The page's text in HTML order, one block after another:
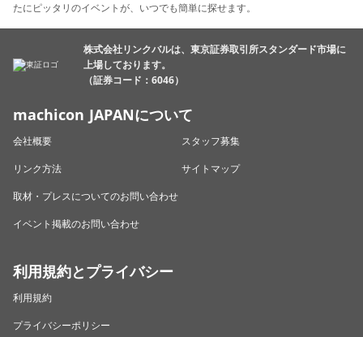
たにピッタリのイベントが、いつでも簡単に探せます。
株式会社リンクバルは、東京証券取引所スタンダード市場に
上場しております。
（証券コード：6046）
machicon JAPANについて
会社概要
スタッフ募集
リンク方法
サイトマップ
取材・プレスについてのお問い合わせ
イベント掲載のお問い合わせ
利用規約とプライバシー
利用規約
プライバシーポリシー